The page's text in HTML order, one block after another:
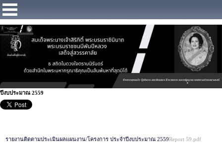
ปีงบประมาณ 2559
รายงานติดตามประเมินผลแผนงาน/โครงการ ประจำปีงบประมาณ 2559Report 59.pdf